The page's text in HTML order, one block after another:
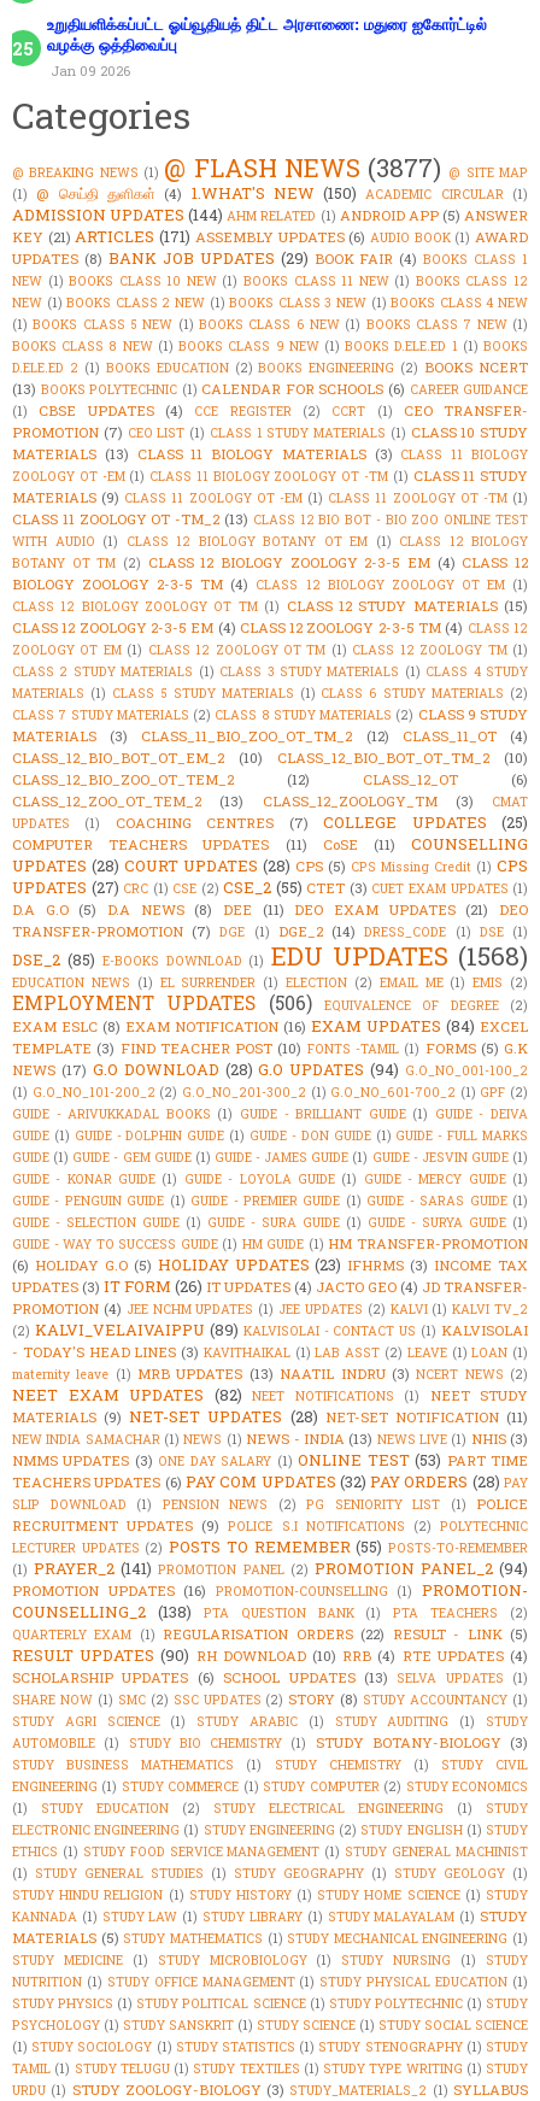
உறுதியளிக்கப்பட்ட ஓய்வூதியத் திட்ட அரசாணை: மதுரை ஐகோர்ட்டில்
வழக்கு ஒத்திவைப்பு
Jan 09 2026
Categories
@ BREAKING NEWS (1) @ FLASH NEWS (3877) @ SITE MAP
(1) @ செய்தி துளிகள் (4) 1.WHAT'S NEW (150) ACADEMIC CIRCULAR (1)
ADMISSION UPDATES (144) AHM RELATED (1) ANDROID APP (5) ANSWER
KEY (21) ARTICLES (171) ASSEMBLY UPDATES (6) AUDIO BOOK (1) AWARD
UPDATES (8) BANK JOB UPDATES (29) BOOK FAIR (4) BOOKS CLASS 1
NEW (1) BOOKS CLASS 10 NEW (1) BOOKS CLASS 11 NEW (1) BOOKS CLASS 12
NEW (1) BOOKS CLASS 2 NEW (1) BOOKS CLASS 3 NEW (1) BOOKS CLASS 4 NEW
(1) BOOKS CLASS 5 NEW (1) BOOKS CLASS 6 NEW (1) BOOKS CLASS 7 NEW (1)
BOOKS CLASS 8 NEW (1) BOOKS CLASS 9 NEW (1) BOOKS D.ELE.ED 1 (1) BOOKS
D.ELE.ED 2 (1) BOOKS EDUCATION (2) BOOKS ENGINEERING (2) BOOKS NCERT
(13) BOOKS POLYTECHNIC (1) CALENDAR FOR SCHOOLS (6) CAREER GUIDANCE
(1)
CBSE UPDATES (4) CCE REGISTER (2) CCRT (1)
CEO TRANSFER-
PROMOTION (7) CEO LIST (1) CLASS 1 STUDY MATERIALS (1) CLASS 10 STUDY
MATERIALS (13) CLASS 11 BIOLOGY MATERIALS (3) CLASS 11 BIOLOGY
ZOOLOGY OT -EM (1) CLASS 11 BIOLOGY ZOOLOGY OT -TM (1) CLASS 11 STUDY
MATERIALS (9) CLASS 11 ZOOLOGY OT -EM (1) CLASS 11 ZOOLOGY OT -TM (1)
CLASS 11 ZOOLOGY OT -TM_2 (13) CLASS 12 BIO BOT - BIO ZOO ONLINE TEST
WITH AUDIO (1) CLASS 12 BIOLOGY BOTANY OT EM (1) CLASS 12 BIOLOGY
BOTANY OT TM (2) CLASS 12 BIOLOGY ZOOLOGY 2-3-5 EM (4) CLASS 12
BIOLOGY ZOOLOGY 2-3-5 TM (4) CLASS 12 BIOLOGY ZOOLOGY OT EM (1)
CLASS 12 BIOLOGY ZOOLOGY OT TM (1) CLASS 12 STUDY MATERIALS (15)
CLASS 12 ZOOLOGY 2-3-5 EM (4) CLASS 12 ZOOLOGY 2-3-5 TM (4) CLASS 12
ZOOLOGY OT EM (1) CLASS 12 ZOOLOGY OT TM (1) CLASS 12 ZOOLOGY TM (1)
CLASS 2 STUDY MATERIALS (1) CLASS 3 STUDY MATERIALS (1) CLASS 4 STUDY
MATERIALS (1) CLASS 5 STUDY MATERIALS (1) CLASS 6 STUDY MATERIALS (2)
CLASS 7 STUDY MATERIALS (2) CLASS 8 STUDY MATERIALS (2) CLASS 9 STUDY
MATERIALS
(3) CLASS_11_BIO_ZOO_OT_TM_2 (12) CLASS_11_OT
(4)
CLASS_12_BIO_BOT_OT_EM_2
(10) CLASS_12_BIO_BOT_OT_TM_2
(10)
CLASS_12_BIO_ZOO_OT_TEM_2
(12) CLASS_12_OT
(6)
CLASS_12_ZOO_OT_TEM_2
(13) CLASS_12_ZOOLOGY_TM (3)
CMAT
UPDATES
(1) COACHING CENTRES (7) COLLEGE UPDATES (25)
COMPUTER TEACHERS UPDATES (11) CoSE (11)
COUNSELLING
UPDATES (28) COURT UPDATES (28) CPS (5) CPS Missing Credit (1) CPS
UPDATES (27) CRC (1) CSE (2) CSE_2 (55) CTET (3) CUET EXAM UPDATES (1)
D.A G.O (5) D.A NEWS (8) DEE (11) DEO EXAM UPDATES (21)
DEO
TRANSFER-PROMOTION (7) DGE (1) DGE_2 (14) DRESS_CODE (1) DSE (1)
DSE_2 (85) E-BOOKS DOWNLOAD (1) EDU UPDATES (1568)
EDUCATION NEWS (1) EL SURRENDER (1) ELECTION (2) EMAIL ME (1) EMIS (2)
EMPLOYMENT UPDATES (506) EQUIVALENCE OF DEGREE (2)
EXAM ESLC (8) EXAM NOTIFICATION (16) EXAM UPDATES (84) EXCEL
TEMPLATE (3) FIND TEACHER POST (10) FONTS -TAMIL (1) FORMS (5) G.K
NEWS (17) G.O DOWNLOAD (28) G.O UPDATES (94) G.O_NO_001-100_2
(1) G.O_NO_101-200_2 (2) G.O_NO_201-300_2 (1) G.O_NO_601-700_2 (1) GPF (2)
GUIDE - ARIVUKKADAL BOOKS (1) GUIDE - BRILLIANT GUIDE (1) GUIDE - DEIVA
GUIDE (1) GUIDE - DOLPHIN GUIDE (1) GUIDE - DON GUIDE (1) GUIDE - FULL MARKS
GUIDE (1) GUIDE - GEM GUIDE (1) GUIDE - JAMES GUIDE (1) GUIDE - JESVIN GUIDE (1)
GUIDE - KONAR GUIDE (1) GUIDE - LOYOLA GUIDE (1) GUIDE - MERCY GUIDE (1)
GUIDE - PENGUIN GUIDE (1) GUIDE - PREMIER GUIDE (1) GUIDE - SARAS GUIDE (1)
GUIDE - SELECTION GUIDE (1) GUIDE - SURA GUIDE (1) GUIDE - SURYA GUIDE (1)
GUIDE - WAY TO SUCCESS GUIDE (1) HM GUIDE (1) HM TRANSFER-PROMOTION
(6) HOLIDAY G.O (5) HOLIDAY UPDATES (23) IFHRMS (3) INCOME TAX
UPDATES (3) IT FORM (26) IT UPDATES (4) JACTO GEO (4) JD TRANSFER-
PROMOTION (4) JEE NCHM UPDATES (1) JEE UPDATES (2) KALVI (1) KALVI TV_2
(2) KALVI_VELAIVAIPPU (89) KALVISOLAI - CONTACT US (1) KALVISOLAI
- TODAY'S HEAD LINES (3) KAVITHAIKAL (1) LAB ASST (2) LEAVE (1) LOAN (1)
maternity leave (1) MRB UPDATES (13) NAATIL INDRU (3) NCERT NEWS (2)
NEET EXAM UPDATES (82) NEET NOTIFICATIONS (1)
NEET STUDY
MATERIALS (9) NET-SET UPDATES (28) NET-SET NOTIFICATION (11)
NEW INDIA SAMACHAR (1) NEWS (1) NEWS - INDIA (13) NEWS LIVE (1) NHIS (3)
NMMS UPDATES (3) ONE DAY SALARY (1) ONLINE TEST (53) PART TIME
TEACHERS UPDATES (6) PAY COM UPDATES (32) PAY ORDERS (28) PAY
SLIP DOWNLOAD
(1) PENSION NEWS (2) PG SENIORITY LIST (1)
POLICE
RECRUITMENT UPDATES (9) POLICE S.I NOTIFICATIONS (2) POLYTECHNIC
LECTURER UPDATES (2) POSTS TO REMEMBER (55) POSTS-TO-REMEMBER
(1) PRAYER_2 (141) PROMOTION PANEL (2) PROMOTION PANEL_2 (94)
PROMOTION UPDATES (16) PROMOTION-COUNSELLING (1)
PROMOTION-
COUNSELLING_2 (138) PTA QUESTION BANK (1) PTA TEACHERS
(2)
QUARTERLY EXAM (1) REGULARISATION ORDERS (22) RESULT - LINK (5)
RESULT UPDATES (90) RH DOWNLOAD (10) RRB (4) RTE UPDATES (4)
SCHOLARSHIP UPDATES (6) SCHOOL UPDATES (13) SELVA UPDATES
(1)
SHARE NOW (1) SMC (2) SSC UPDATES (2) STORY (8) STUDY ACCOUNTANCY (1)
STUDY AGRI SCIENCE
(1) STUDY ARABIC (1) STUDY AUDITING (1)
STUDY
AUTOMOBILE (1) STUDY BIO CHEMISTRY (1) STUDY BOTANY-BIOLOGY (3)
STUDY BUSINESS MATHEMATICS (1) STUDY CHEMISTRY (1)
STUDY CIVIL
ENGINEERING (1) STUDY COMMERCE (1) STUDY COMPUTER (2) STUDY ECONOMICS
(1)
STUDY EDUCATION (2) STUDY ELECTRICAL ENGINEERING (1)
STUDY
ELECTRONIC ENGINEERING (1) STUDY ENGINEERING (2) STUDY ENGLISH (1) STUDY
ETHICS (1) STUDY FOOD SERVICE MANAGEMENT (1) STUDY GENERAL MACHINIST
(1) STUDY GENERAL STUDIES (1) STUDY GEOGRAPHY (1) STUDY GEOLOGY (1)
STUDY HINDU RELIGION (1) STUDY HISTORY (1) STUDY HOME SCIENCE (1) STUDY
KANNADA (1) STUDY LAW (1) STUDY LIBRARY (1) STUDY MALAYALAM (1) STUDY
MATERIALS (5) STUDY MATHEMATICS (1) STUDY MECHANICAL ENGINEERING (1)
STUDY MEDICINE
(1) STUDY MICROBIOLOGY (1) STUDY NURSING (1)
STUDY
NUTRITION (1) STUDY OFFICE MANAGEMENT (1) STUDY PHYSICAL EDUCATION (1)
STUDY PHYSICS (1) STUDY POLITICAL SCIENCE (1) STUDY POLYTECHNIC (1) STUDY
PSYCHOLOGY (1) STUDY SANSKRIT (1) STUDY SCIENCE (1) STUDY SOCIAL SCIENCE
(1) STUDY SOCIOLOGY (1) STUDY STATISTICS (1) STUDY STENOGRAPHY (1) STUDY
TAMIL (1) STUDY TELUGU (1) STUDY TEXTILES (1) STUDY TYPE WRITING (1) STUDY
URDU (1) STUDY ZOOLOGY-BIOLOGY (3) STUDY_MATERIALS_2 (1) SYLLABUS